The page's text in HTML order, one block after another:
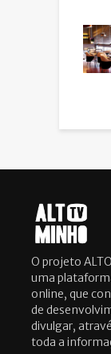
O projeto
uma
online, que
de
divulgar,
toda a